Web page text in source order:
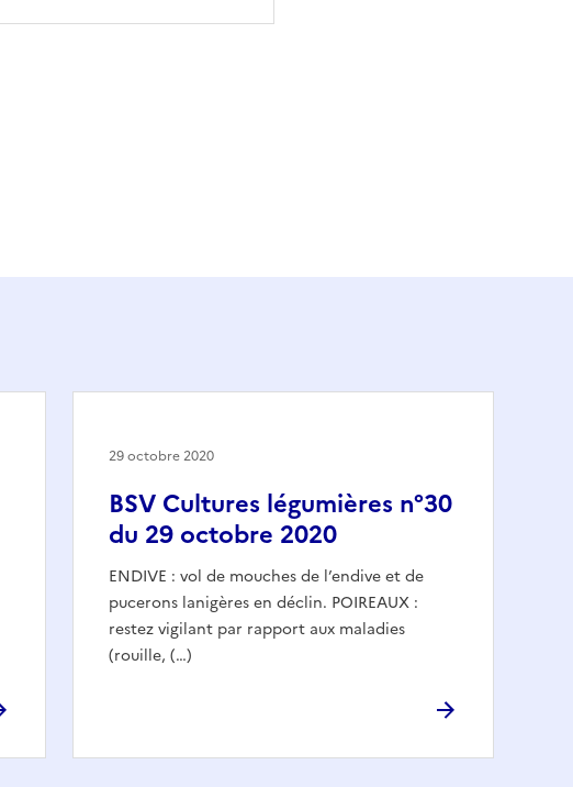
BSV Cultures légumières n°30
du 29 octobre 2020
ENDIVE : vol de mouches de l’endive et de
pucerons lanigères en déclin. POIREAUX :
restez vigilant par rapport aux maladies
(rouille, (…)
29 octobre 2020